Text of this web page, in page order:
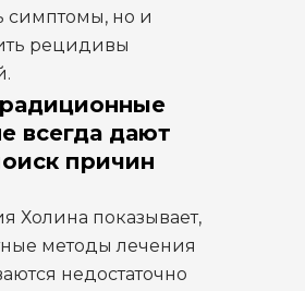
симптомы, но и
рецидивы
всегда дают
причин
Холина показывает,
методы лечения
недостаточно